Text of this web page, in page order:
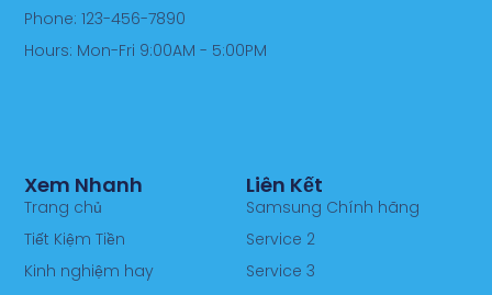
Liên Kết
Samsung Chính hãng
Service 2
Service 3
Xem Nhanh
Trang chủ
Tiết Kiệm Tiền
Kinh nghiệm hay
Phone: 123-456-7890
Hours: Mon-Fri 9:00AM - 5:00PM